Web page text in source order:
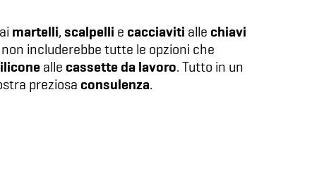
martelli, scalpelli e cacciaviti alle chiavi
includerebbe tutte le opzioni che
alle cassette da lavoro. Tutto in un
preziosa consulenza.